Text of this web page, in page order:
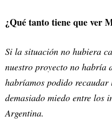
¿Qué tanto tiene que ver
Si la situación no hubiera
nuestro proyecto no habría
habríamos podido
demasiado miedo entre los
Argentina.